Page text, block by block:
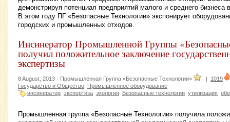
демонстрируя потенциал предприятий малого и среднего бизнеса
В этом году ПГ «Безопасные Технологии» экспонирует
городских и промышленных отходов.
Инсинератор Промышленной Группы
получил положительное заключение
экспертизы
8 August, 2013 - Промышленная Группа «Безопасные Технологии» | 1019
Государство и Общество Промышленное оборудование
инсинератор экспертиза экология Безопасные технологии утилизация
Промышленная группа «Безопасные Технологии» получила